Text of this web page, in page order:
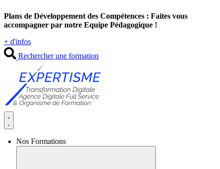
au
contenu
Plans de Développement des Compétences : Faites vous
accompagner par notre Equipe Pédagogique !
+ d'infos
Rechercher une formation
Nos Formations